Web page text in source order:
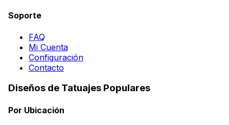
Soporte
FAQ
Mi Cuenta
Configuración
Contacto
Diseños de Tatuajes Populares
Por Ubicación